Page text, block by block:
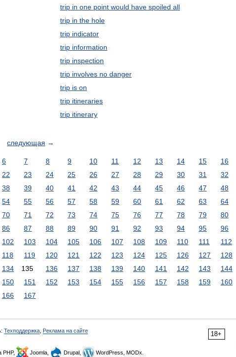
trip in one point would have spoiled all
trip in the hole
trip indicator
trip information
trip inspection
trip involves no danger
trip is on
trip itineraries
trip itinerary
следующая →
6 7 8 9 10 11 12 13 14 15
16
22 23 24 25 26 27 28 29 30 31
32
38 39 40 41 42 43 44 45 46 47
48
54 55 56 57 58 59 60 61 62 63
64
70 71 72 73 74 75 76 77 78 79
80
86 87 88 89 90 91 92 93 94 95
96
102 103 104 105 106 107 108 109 110 111
112
118 119 120 121 122 123 124 125 126 127
128
134 135 136 137 138 139 140 141 142 143
144
150 151 152 153 154 155 156 157 158 159
160
166 167
18+
Техподдержка Реклама на сайте
PHP, Joomla, Drupal, WordPress, MODx.